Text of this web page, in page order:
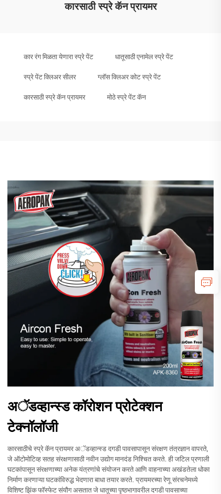
कारसाठी स्प्रे कॅन प्रायमर
कार रंग मिळता येणारा स्प्रे पेंट धातूसाठी एनामेल स्प्रे पेंट
स्प्रे पेंट क्लिअर सीलर ग्लॉस क्लिअर कोट स्प्रे पेंट
कारसाठी स्प्रे कॅन प्रायमर मोठे स्प्रे पेंट कॅन
अॅडव्हान्स्ड कॉरोशन प्रोटेक्शन
टेक्नॉलॉजी
कारसाठीचे स्प्रे कॅन प्रायमर अॅडव्हान्स्ड दगडी पावसापासून संरक्षण तंत्रज्ञान वापरते,
जे ऑटोमोटिव्ह सतह संरक्षणासाठी नवीन उद्योग मानदंड निश्चित करते. ही जटिल प्रणाली
घटकांपासून संरक्षणाच्या अनेक यंत्रणांचे संयोजन करते आणि वाहनाच्या अखंडतेला धोका
निर्माण करणाऱ्या घटकांविरुद्ध भेदणारा बाधा तयार करते. प्रायमरच्या रेणू संरचनेमध्ये
विशिष्ट झिंक फॉस्फेट संयौग असतात जे धातूच्या पृष्ठभागावरील दगडी पावसाच्या